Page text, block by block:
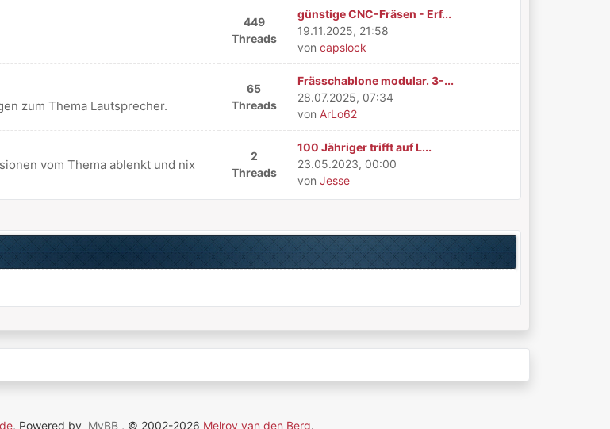
449
Threads
günstige CNC-Fräsen - Erf...
19.11.2025, 21:58
von capslock
zum Thema Lautsprecher.
65
Threads
Frässchablone modular. 3-...
28.07.2025, 07:34
von ArLo62
vom Thema ablenkt und nix
2
Threads
100 Jähriger trifft auf L...
23.05.2023, 00:00
von Jesse
, Powered by MyBB , © 2002-2026 Melroy van den Berg.